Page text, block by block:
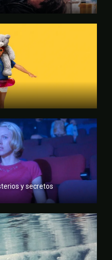
y secretos